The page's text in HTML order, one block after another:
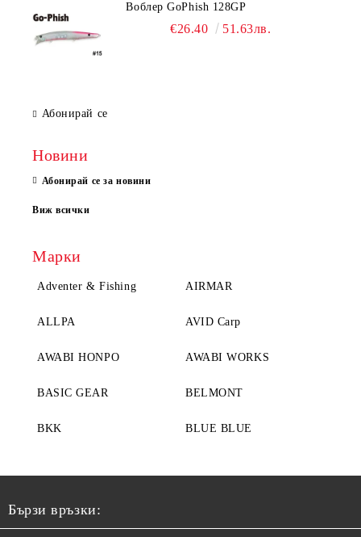
Воблер GoPhish 128GP
€26.40 51.63лв.
Абонирай се
Новини
Абонирай се за новини
Виж всички
Марки
Adventer & Fishing AIRMAR
ALLPA AVID Carp
AWABI HONPO AWABI WORKS
BASIC GEAR BELMONT
BKK BLUE BLUE
Бързи връзки: